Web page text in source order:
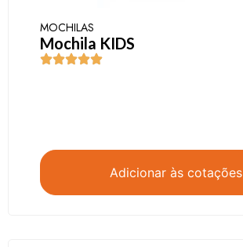
MOCHILAS
Mochila KIDS
Adicionar às cotações